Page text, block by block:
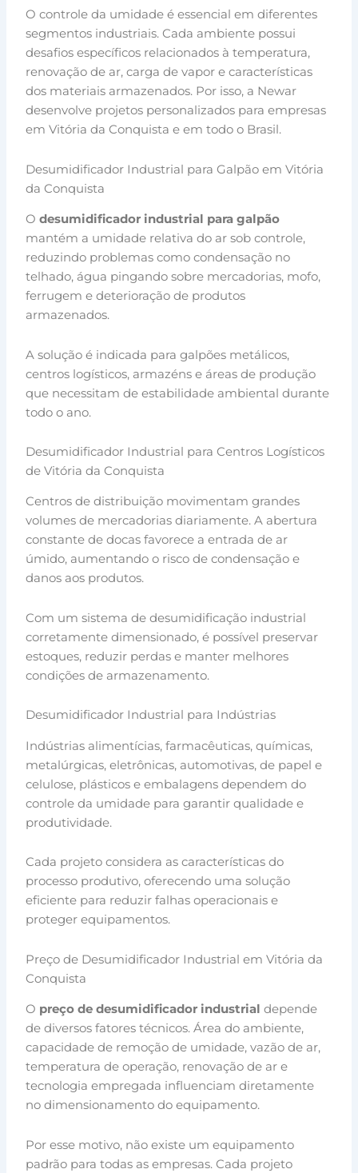
O controle da umidade é essencial em diferentes
segmentos industriais. Cada ambiente possui
desafios específicos relacionados à temperatura,
renovação de ar, carga de vapor e características
dos materiais armazenados. Por isso, a Newar
desenvolve projetos personalizados para empresas
em Vitória da Conquista e em todo o Brasil.
Desumidificador Industrial para Galpão em Vitória
da Conquista
Odesumidificador industrial para galpão
mantém a umidade relativa do ar sob controle,
reduzindo problemas como condensação no
telhado, água pingando sobre mercadorias, mofo,
ferrugem e deterioração de produtos
armazenados.
A solução é indicada para galpões metálicos,
centros logísticos, armazéns e áreas de produção
que necessitam de estabilidade ambiental durante
todo o ano.
Desumidificador Industrial para Centros Logísticos
de Vitória da Conquista
Centros de distribuição movimentam grandes
volumes de mercadorias diariamente. A abertura
constante de docas favorece a entrada de ar
úmido, aumentando o risco de condensação e
danos aos produtos.
Com um sistema de desumidificação industrial
corretamente dimensionado, é possível preservar
estoques, reduzir perdas e manter melhores
condições de armazenamento.
Desumidificador Industrial para Indústrias
Indústrias alimentícias, farmacêuticas, químicas,
metalúrgicas, eletrônicas, automotivas, de papel e
celulose, plásticos e embalagens dependem do
controle da umidade para garantir qualidade e
produtividade.
Cada projeto considera as características do
processo produtivo, oferecendo uma solução
eficiente para reduzir falhas operacionais e
proteger equipamentos.
Preço de Desumidificador Industrial em Vitória da
Conquista
O preço de desumidificador industrial depende
de diversos fatores técnicos. Área do ambiente,
capacidade de remoção de umidade, vazão de ar,
temperatura de operação, renovação de ar e
tecnologia empregada influenciam diretamente
no dimensionamento do equipamento.
Por esse motivo, não existe um equipamento
padrão para todas as empresas. Cada projeto